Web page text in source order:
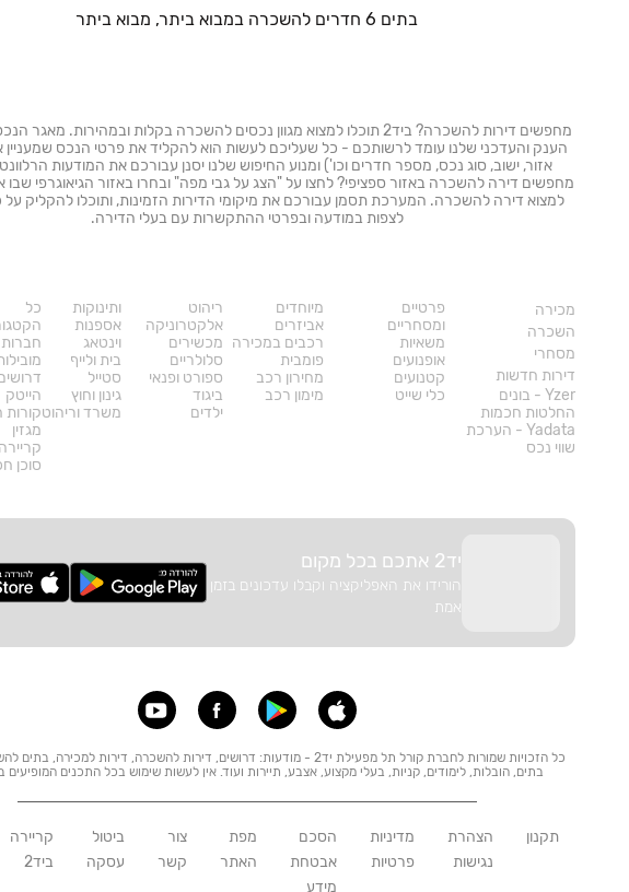
בתים 6 חדרים להשכרה במבוא ביתר, מבוא ביתר
מחפשים דירות להשכרה? ביד2 תוכלו למצוא מגוון נכסים להשכרה בקלות ובמהירות.
הענק והעדכני שלנו עומד לרשותכם - כל שעליכם לעשות הוא להקליד את פרטי הנכס שמעניין
אזור, ישוב, סוג נכס, מספר חדרים וכו') ומנוע החיפוש שלנו יסנן עבורכם את המודעות
מחפשים דירה להשכרה באזור ספציפי? לחצו על "הצג על גבי מפה" ובחרו באזור הגיאוגרפי שבו
למצוא דירה להשכרה. המערכת תסמן עבורכם את מיקומי הדירות הזמינות, ותוכלו להקליק על
לצפות במודעה ובפרטי ההתקשרות עם בעלי הדירה.
מכירה
השכרה
מסחרי
דירות חדשות
Yzer - בונים
החלטות חכמות
Yadata - הערכת
שווי נכס
פרטיים
ומסחריים
משאיות
אופנועים
קטנועים
כלי שייט
מיוחדים
אביזרים
רכבים במכירה
פומבית
מחירון רכב
מימון רכב
ריהוט
אלקטרוניקה
מכשירים
סלולריים
ספורט ופנאי
ביגוד
ילדים
ותינוקות
אספנות
וינטאג
בית ולייף
סטייל
גינון וחוץ
משרד וריהוט
כל
חברות
הייטק
קורות
מגזין
קריירה
סוכן
יד2 אתכם בכל מקום
הורידו את האפליקציה וקבלו עדכונים בזמן
אמת
כל הזכויות שמורות לחברת קורל תל מפעילת יד2 - מודעות: דרושים, דירות להשכרה, דירות
בתים, הובלות, לימודים, קניות, בעלי מקצוע, אצבע, תיירות ועוד. אין לעשות שימוש בכל התכנים המופיעים
תקנון
הצהרת
נגישות
מדיניות
פרטיות
הסכם
אבטחת
מידע
מפת
האתר
צור
קשר
ביטול
עסקה
קריירה
ביד2